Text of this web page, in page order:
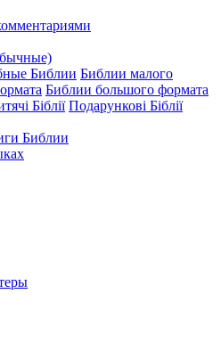
Библии Библии малого
Библии большого формата
Біблії Подарункові Біблії
Библии